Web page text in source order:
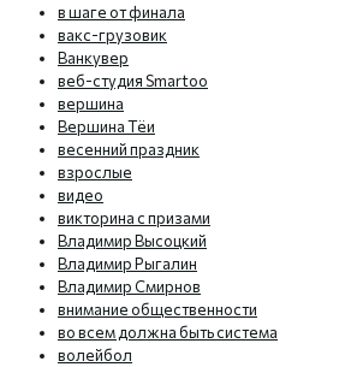
в шаге от финала
вакс-грузовик
Ванкувер
веб-студия Smartoo
вершина
Вершина Тёи
весенний праздник
взрослые
видео
викторина с призами
Владимир Высоцкий
Владимир Рыгалин
Владимир Смирнов
внимание общественности
во всем должна быть система
волейбол